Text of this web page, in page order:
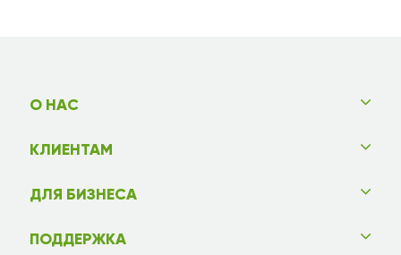
О НАС
КЛИЕНТАМ
ДЛЯ БИЗНЕСА
ПОДДЕРЖКА